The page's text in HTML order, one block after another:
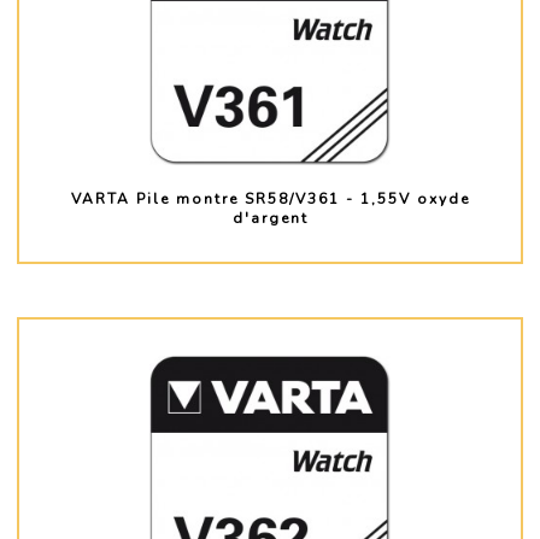
VARTA Pile montre SR58/V361 - 1,55V oxyde
d'argent